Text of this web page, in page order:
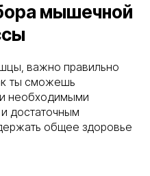
мышечной
важно правильно
ты сможешь
необходимыми
достаточным
общее здоровье